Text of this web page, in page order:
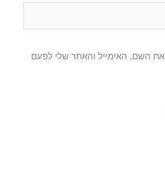
השם, האימייל והאתר שלי לפעם